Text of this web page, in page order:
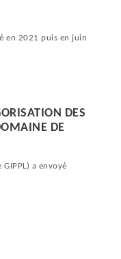
en 2021 puis en juin
DES
DE
a envoyé